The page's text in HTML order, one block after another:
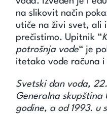
na slikovit način
utiče na živi svet, ali
prečistimo. Upitnik “
potrošnja vode“ je
itetako vode računa
Svetski dan voda,
Generalna skupština
godine, a od 1993. u